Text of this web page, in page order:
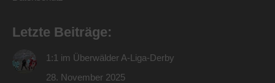
Letzte Beiträge:
1:1 im Überwälder A-Liga-Derby
28. November 2025